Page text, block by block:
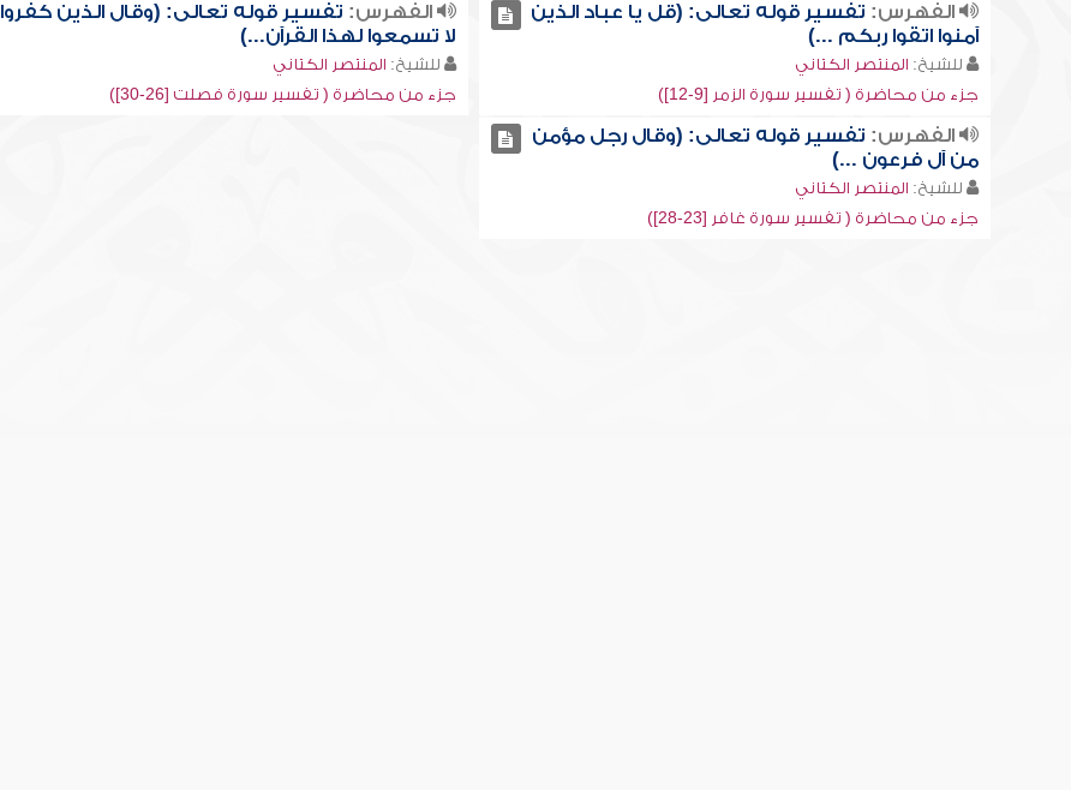
الفهرس: تفسير قوله تعالى: (قل يا عباد الذين
آمنوا اتقوا ربكم ...)
للشيخ: المنتصر الكتاني
جزء من محاضرة ( تفسير سورة الزمر [9-12])
الفهرس: تفسير قوله تعالى: (وقال الذين كفروا
لا تسمعوا لهذا القرآن...)
للشيخ: المنتصر الكتاني
جزء من محاضرة ( تفسير سورة فصلت [26-30])
الفهرس: تفسير قوله تعالى: (وقال رجل مؤمن
من آل فرعون ...)
للشيخ: المنتصر الكتاني
جزء من محاضرة ( تفسير سورة غافر [23-28])